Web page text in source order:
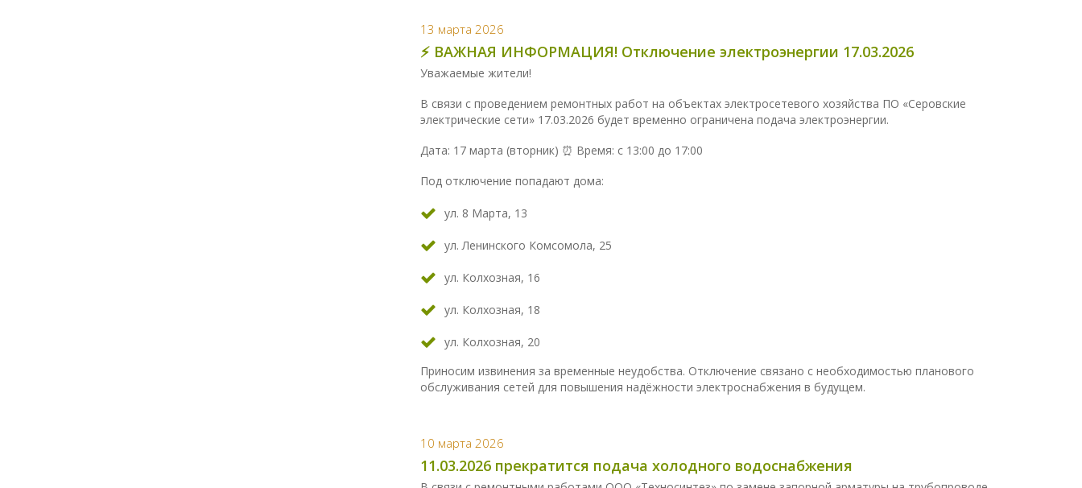
13 марта 2026
⚡️ ВАЖНАЯ ИНФОРМАЦИЯ! Отключение электроэнергии 17.03.2026
Уважаемые жители!
В связи с проведением ремонтных работ на объектах электросетевого хозяйства ПО «Серовские
электрические сети» 17.03.2026 будет временно ограничена подача электроэнергии.
Дата: 17 марта (вторник) ⏰ Время: с 13:00 до 17:00
Под отключение попадают дома:
ул. 8 Марта, 13
ул. Ленинского Комсомола, 25
ул. Колхозная, 16
ул. Колхозная, 18
ул. Колхозная, 20
Приносим извинения за временные неудобства. Отключение связано с необходимостью планового
обслуживания сетей для повышения надёжности электроснабжения в будущем.
10 марта 2026
11.03.2026 прекратится подача холодного водоснабжения